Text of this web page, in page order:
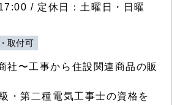
/ 定休日：土曜日・日曜
取付可
社〜工事から住設関連商品の販
・第二種電気工事士の資格を